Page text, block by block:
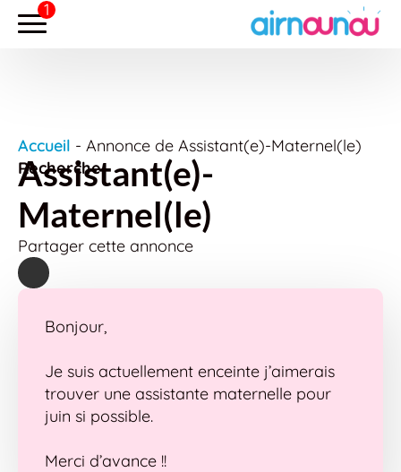
Accueil - Annonce de Assistant(e)-Maternel(le)
Recherche
Assistant(e)-
Maternel(le)
Partager cette annonce
Bonjour,
Je suis actuellement enceinte j’aimerais
trouver une assistante maternelle pour
juin si possible.
Merci d’avance !!